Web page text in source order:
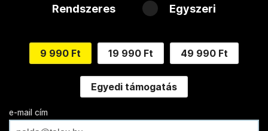
Rendszeres Egyszeri
9 990 Ft 19 990 Ft 49 990 Ft
Egyedi támogatás
e-mail cím